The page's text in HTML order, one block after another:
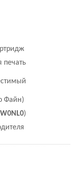
печать
Файн)
)